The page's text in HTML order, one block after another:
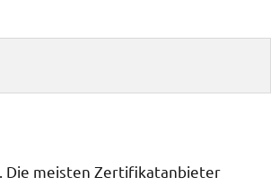
Die meisten Zertifikatanbieter